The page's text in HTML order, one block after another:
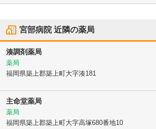
宮部病院近隣の薬局
湊調剤薬局
薬局
福岡県築上郡築上町大字湊181
主命堂薬局
薬局
福岡県築上郡築上町大字高塚680番地10